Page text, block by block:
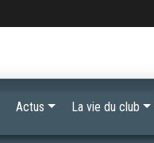
Actus La vie du club